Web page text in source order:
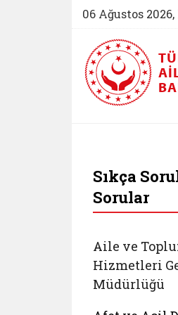
06 Ağustos
Sıkça
Sorular
Aile ve
Hizmetleri
Müdürlüğü